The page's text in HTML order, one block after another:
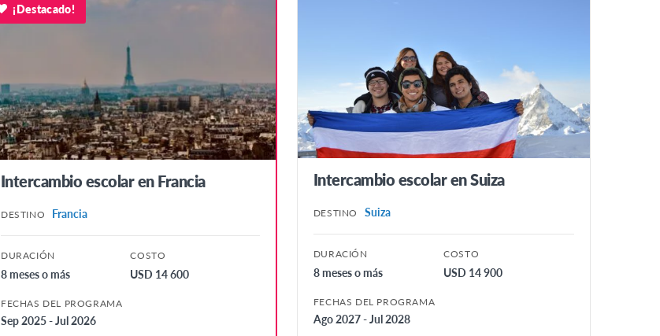
Intercambio escolar en Francia
DESTINO Francia
DURACIÓN
8 meses o más
COSTO
USD 14 600
FECHAS DEL PROGRAMA
Sep 2025 - Jul 2026
¡Destacado!
Intercambio escolar en Suiza
DESTINO Suiza
DURACIÓN
8 meses o más
COSTO
USD 14 900
FECHAS DEL PROGRAMA
Ago 2027 - Jul 2028